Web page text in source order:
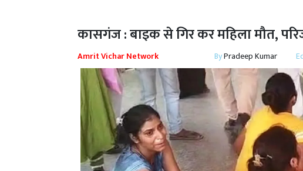
कासगंज : बाइक से गिर कर महिला मौत,
Amrit Vichar Network ByPradeep Kumar